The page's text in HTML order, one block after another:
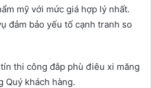
mỹ với mức giá hợp lý nhất.
đảm bảo yếu tố cạnh tranh so
thi công đắp phù điêu xi măng
Quý khách hàng.